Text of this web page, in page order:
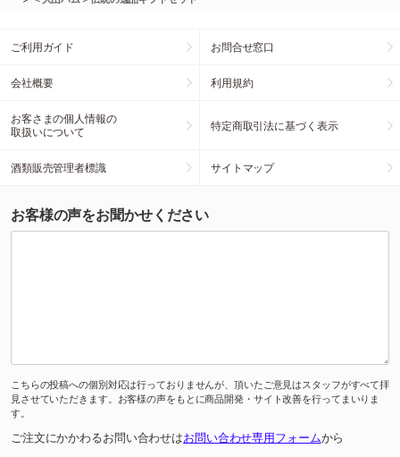
ご利用ガイド お問合せ窓口
会社概要 利用規約
お客さまの個人情報の
取扱いについて
特定商取引法に基づく表示
酒類販売管理者標識 サイトマップ
お客様の声をお聞かせください
こちらの投稿への個別対応は行っておりませんが、頂いたご意見はスタッフがすべて拝
見させていただきます。お客様の声をもとに商品開発・サイト改善を行ってまいりま
す。
ご注文にかかわるお問い合わせはお問い合わせ専用フォームから